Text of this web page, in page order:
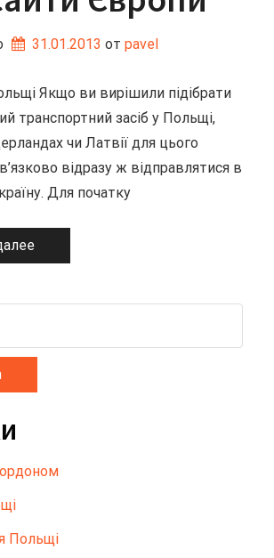
31.01.2013 от pavel
Якщо ви вирішили підібрати
транспортний засіб у Польщі,
чи Латвії для цього
відразу ж відправлятися в
Для початку
Польщі